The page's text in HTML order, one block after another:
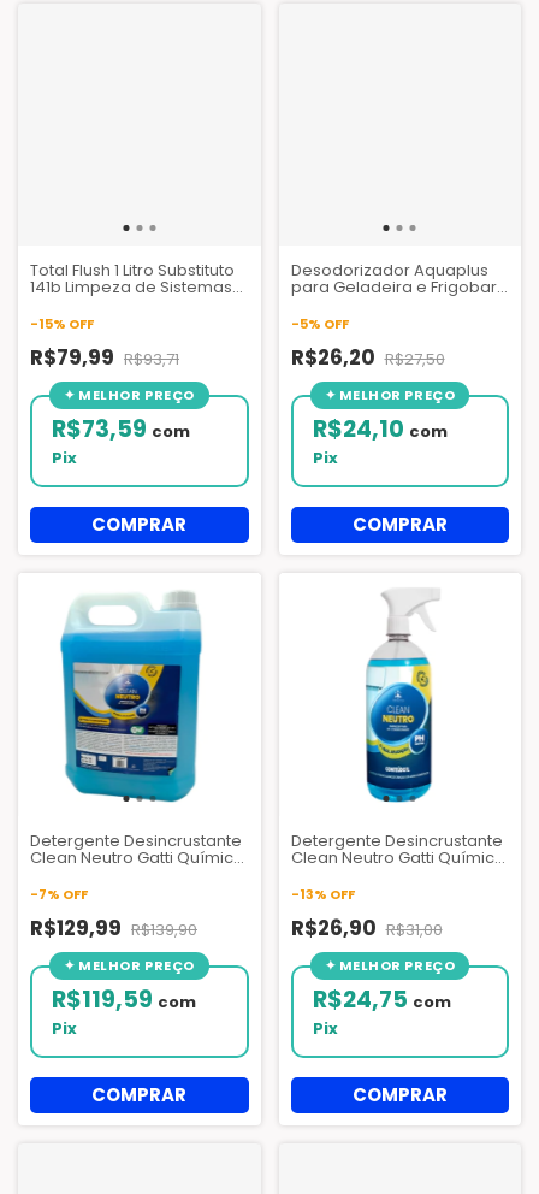
Total Flush 1 Litro Substituto
141b Limpeza de Sistemas
Ar Condicionado - Quimital
-15% OFF
R$79,99 R$93,71
R$73,59 com
Pix
Desodorizador Aquaplus
para Geladeira e Frigobar
– Carvão Ativado Orgânico
-5% OFF
R$26,20 R$27,50
R$24,10 com
Pix
Detergente Desincrustante
Clean Neutro Gatti Química
-7% OFF
R$129,99 R$139,90
R$119,59 com
Pix
Detergente Desincrustante
Clean Neutro Gatti Química
-13% OFF
R$26,90 R$31,00
R$24,75 com
Pix